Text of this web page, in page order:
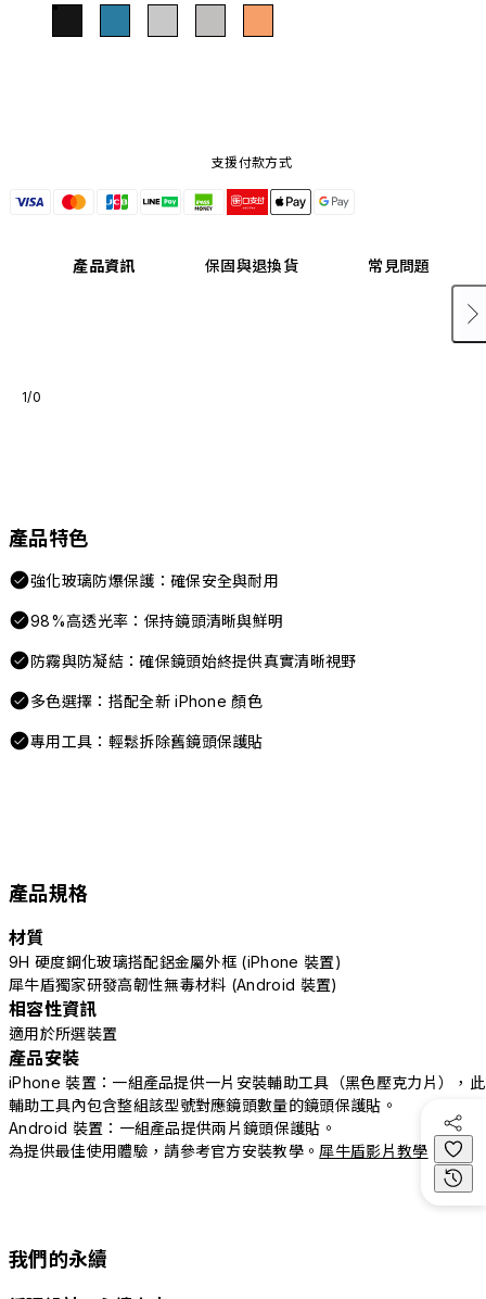
支援付款方式
產品資訊 保固與退換貨 常見問題
1/0
產品特色
強化玻璃防爆保護：確保安全與耐用
98%高透光率：保持鏡頭清晰與鮮明
防霧與防凝結：確保鏡頭始終提供真實清晰視野
多色選擇：搭配全新 iPhone 顏色
專用工具：輕鬆拆除舊鏡頭保護貼
產品規格
材質
9H 硬度鋼化玻璃搭配鋁金屬外框 (iPhone 裝置)
犀牛盾獨家研發高韌性無毒材料 (Android 裝置)
相容性資訊
適用於所選裝置
產品安裝
iPhone 裝置：一組產品提供一片安裝輔助工具（黑色壓克力片），此
輔助工具內包含整組該型號對應鏡頭數量的鏡頭保護貼。
Android 裝置：一組產品提供兩片鏡頭保護貼。
為提供最佳使用體驗，請參考官方安裝教學。 犀牛盾影片教學
我們的永續